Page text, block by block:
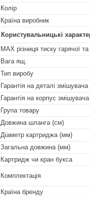
Колір
Країна виробник
Користувальницькі
MAX різниця тиску гарячої
Вага ящ.
Тип виробу
Гарантія на деталі змішувача
Гарантія на корпус
Група товару
Довжина шланга (см)
Діаметр картриджа (мм)
Загальна довжина (мм)
Картридж чи кран букса
Комплектація
Країна бренду